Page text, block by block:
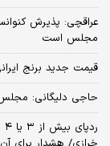
عراقچی: پذیرش
مجلس است
قیمت جدید برنج
حاجی دلیگانی: